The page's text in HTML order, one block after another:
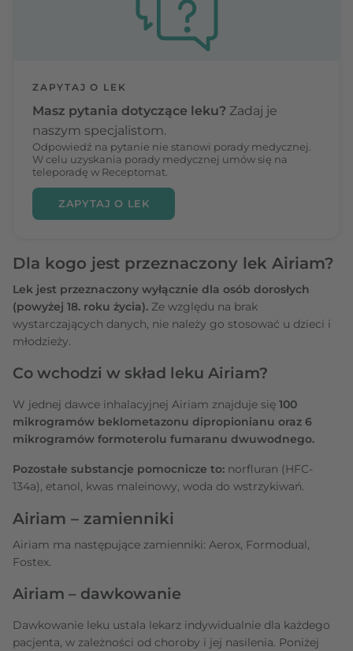
ZAPYTAJ O LEK
Masz pytania dotyczące leku? Zadaj je
naszym specjalistom.
Odpowiedź na pytanie nie stanowi porady medycznej.
W celu uzyskania porady medycznej umów się na
teleporadę w Receptomat.
ZAPYTAJ O LEK
Dla kogo jest przeznaczony lek Airiam?
Lek jest przeznaczony wyłącznie dla osób dorosłych
(powyżej 18. roku życia). Ze względu na brak
wystarczających danych, nie należy go stosować u dzieci i
młodzieży.
Co wchodzi w skład leku Airiam?
W jednej dawce inhalacyjnej Airiam znajduje się 100
mikrogramów beklometazonu dipropionianu oraz 6
mikrogramów formoterolu fumaranu dwuwodnego.
Pozostałe substancje pomocnicze to: norfluran (HFC-
134a), etanol, kwas maleinowy, woda do wstrzykiwań.
Airiam – zamienniki
Airiam ma następujące zamienniki: Aerox, Formodual,
Fostex.
Airiam – dawkowanie
Dawkowanie leku ustala lekarz indywidualnie dla każdego
pacjenta, w zależności od choroby i jej nasilenia. Poniżej